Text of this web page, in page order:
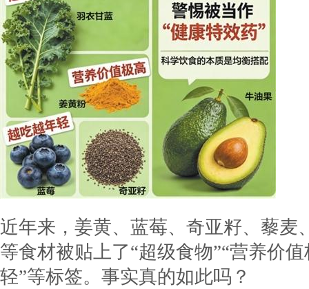
近年来，姜黄、蓝莓、奇亚籽、藜麦
等食材被贴上了“超级食物”“营养价
轻”等标签。事实真的如此吗？